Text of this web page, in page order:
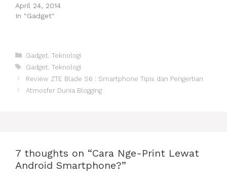
April 24, 2014
In "Gadget"
Categories
Gadget Teknologi
Tags
Gadget Teknologi
Post
navigation
Review ZTE Blade S6 : Smartphone Tipis dan Pengertian
Atmosfer Dunia Blogging
7 thoughts on “Cara Nge-Print Lewat
Android Smartphone?”